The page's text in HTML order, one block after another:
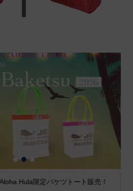
Hula限定バケツトート販売！
1 2 3